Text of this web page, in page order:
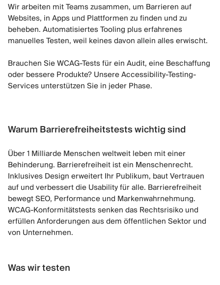
Wir arbeiten mit Teams zusammen, um Barrieren auf
Websites, in Apps und Plattformen zu finden und zu
beheben. Automatisiertes Tooling plus erfahrenes
manuelles Testen, weil keines davon allein alles erwischt.
Brauchen Sie WCAG-Tests für ein Audit, eine Beschaffung
oder bessere Produkte? Unsere Accessibility-Testing-
Services unterstützen Sie in jeder Phase.
Warum Barrierefreiheitstests wichtig sind
Über 1 Milliarde Menschen weltweit leben mit einer
Behinderung. Barrierefreiheit ist ein Menschenrecht.
Inklusives Design erweitert Ihr Publikum, baut Vertrauen
auf und verbessert die Usability für alle. Barrierefreiheit
bewegt SEO, Performance und Markenwahrnehmung.
WCAG-Konformitätstests senken das Rechtsrisiko und
erfüllen Anforderungen aus dem öffentlichen Sektor und
von Unternehmen.
Was wir testen